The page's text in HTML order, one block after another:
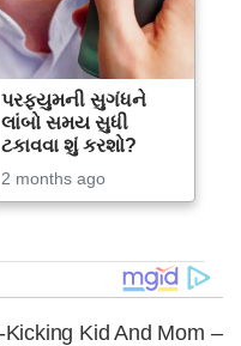
પરફ્યુમની સુગંધને
લાંબો સમય સુધી
ટકાવવા શું કરશો?
2 months ago